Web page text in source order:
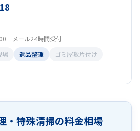
メール24時間受付
場 遺品整理
ゴミ屋敷片付け
・特殊清掃の料金相場